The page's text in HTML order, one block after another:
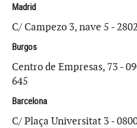
Madrid
C/ Campezo 3, nave 5 -
Burgos
Centro de Empresas, 73 -
645
Barcelona
C/ Plaça Universitat 3 -